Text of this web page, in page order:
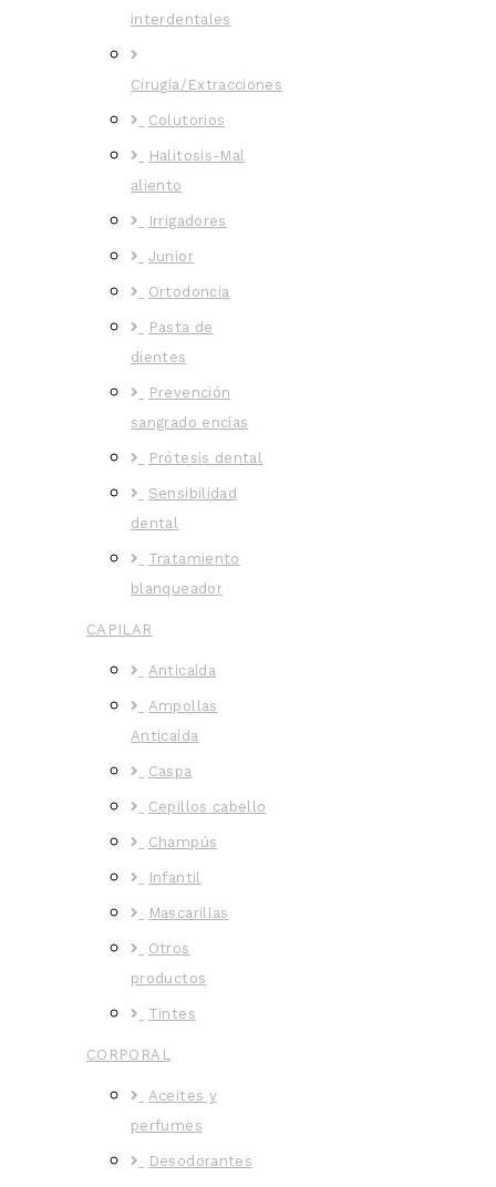
interdentales
Cirugía/Extracciones
Colutorios
Halitosis-Mal
aliento
Irrigadores
Junior
Ortodoncia
Pasta de
dientes
Prevención
sangrado encías
Prótesis dental
Sensibilidad
dental
Tratamiento
blanqueador
CAPILAR
Anticaída
Ampollas
Anticaída
Caspa
Cepillos cabello
Champús
Infantil
Mascarillas
Otros
productos
Tintes
CORPORAL
Aceites y
perfumes
Desodorantes